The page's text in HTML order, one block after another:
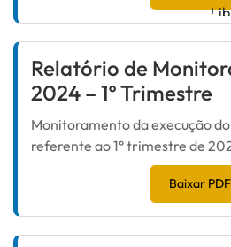
Relatório de
2024 – 1º Trimestre
Monitoramento da execução
referente ao 1° trimestre de
Baixar PDF